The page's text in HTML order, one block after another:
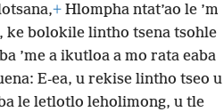
+ Hlompha ntat’ao le ’m
ke bolokile lintho tsena tsohle
’me a ikutloa a mo rata eaba
E-ea, u rekise lintho tseo u
le letlotlo leholimong, u tle